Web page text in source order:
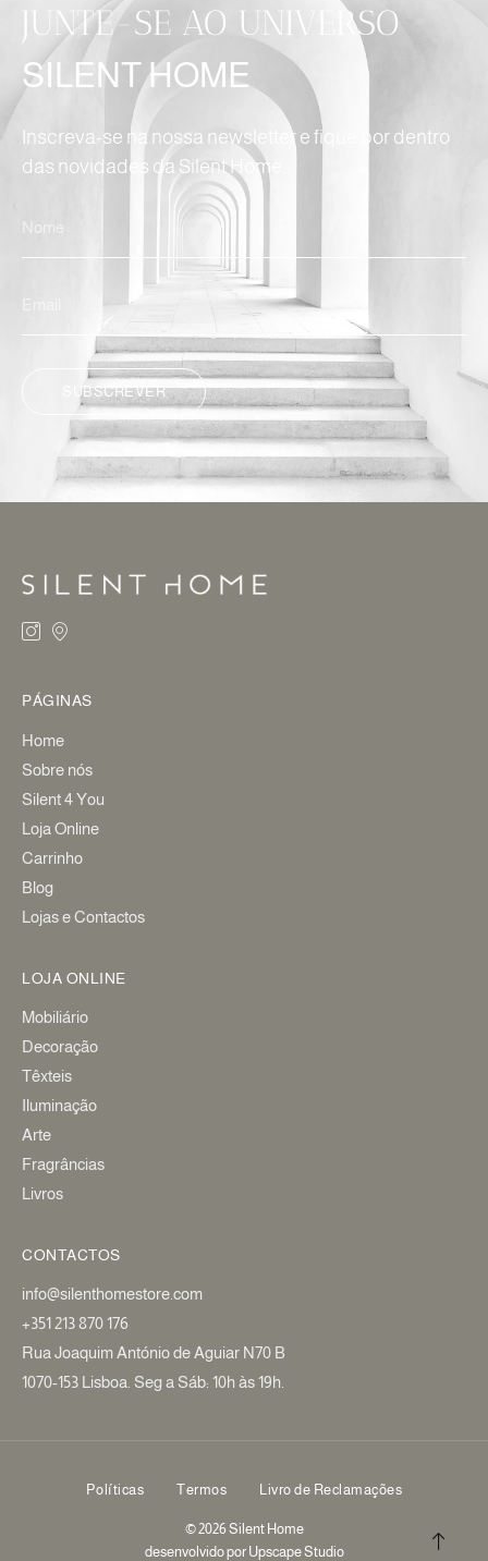
JUNTE-SE AO UNIVERSO
SILENT HOME
Inscreva-se na nossa newsletter e fique por dentro
das novidades da Silent Home.
SUBSCREVER
PÁGINAS
Home
Sobre nós
Silent 4 You
Loja Online
Carrinho
Blog
Lojas e Contactos
LOJA ONLINE
Mobiliário
Decoração
Têxteis
Iluminação
Arte
Fragrâncias
Livros
CONTACTOS
info@silenthomestore.com
+351 213 870 176
Rua Joaquim António de Aguiar N70 B
1070-153 Lisboa. Seg a Sáb: 10h às 19h.
© 2026 Silent Home
desenvolvido por Upscape Studio
Políticas Termos Livro de Reclamações